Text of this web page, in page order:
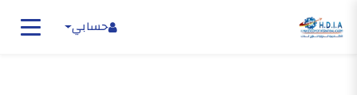
حسابي